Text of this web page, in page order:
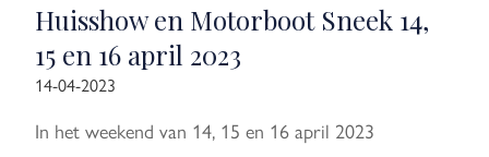
Huisshow en Motorboot Sneek 14,
15 en 16 april 2023
14-04-2023
In het weekend van 14, 15 en 16 april 2023